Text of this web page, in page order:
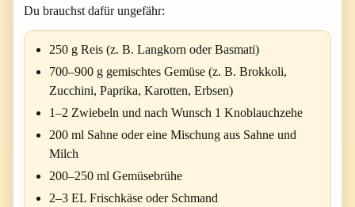
Du brauchst dafür ungefähr:
250 g Reis (z. B. Langkorn oder Basmati)
700–900 g gemischtes Gemüse (z. B. Brokkoli,
Zucchini, Paprika, Karotten, Erbsen)
1–2 Zwiebeln und nach Wunsch 1 Knoblauchzehe
200 ml Sahne oder eine Mischung aus Sahne und
Milch
200–250 ml Gemüsebrühe
2–3 EL Frischkäse oder Schmand